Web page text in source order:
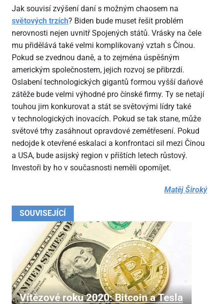
SOUVISEJÍCÍ
Vítězové roku 2020: Bitcoin a Tesla
Jak souvisí zvýšení daní s možným chaosem na
světových trzích? Biden bude muset řešit problém
nerovnosti nejen uvnitř Spojených států. Vrásky na čele
mu přidělává také velmi komplikovaný vztah s Čínou.
Pokud se zvednou daně, a to zejména úspěšným
americkým společnostem, jejich rozvoj se přibrzdí.
Oslabení technologických gigantů formou vyšší daňové
zátěže bude velmi výhodné pro čínské firmy. Ty se netají
touhou jim konkurovat a stát se světovými lídry také
v technologických inovacích. Pokud se tak stane, může
světové trhy zasáhnout opravdové zemětřesení. Pokud
nedojde k otevřené eskalaci a konfrontaci sil mezi Čínou
a USA, bude asijský region v příštích letech růstový.
Investoři by ho v současnosti neměli opomíjet.
Matěj Široký